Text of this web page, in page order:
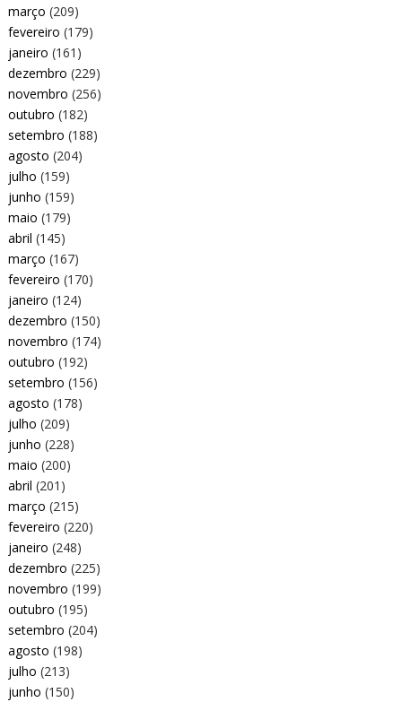
março (209)
fevereiro (179)
janeiro (161)
dezembro (229)
novembro (256)
outubro (182)
setembro (188)
agosto (204)
julho (159)
junho (159)
maio (179)
abril (145)
março (167)
fevereiro (170)
janeiro (124)
dezembro (150)
novembro (174)
outubro (192)
setembro (156)
agosto (178)
julho (209)
junho (228)
maio (200)
abril (201)
março (215)
fevereiro (220)
janeiro (248)
dezembro (225)
novembro (199)
outubro (195)
setembro (204)
agosto (198)
julho (213)
junho (150)